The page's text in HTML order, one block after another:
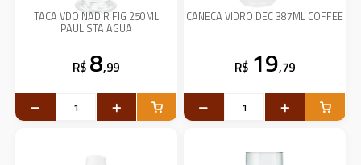
TACA VDO NADIR FIG 250ML
PAULISTA AGUA
R$ 8,99
CANECA VIDRO DEC 387ML COFFEE
R$ 19,79